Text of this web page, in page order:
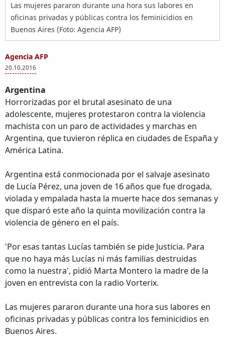
Las mujeres pararon durante una hora sus labores en
oficinas privadas y públicas contra los feminicidios en
Buenos Aires (Foto: Agencia AFP)
Agencia AFP
20.10.2016
Argentina
Horrorizadas por el brutal asesinato de una
adolescente, mujeres protestaron contra la violencia
machista con un paro de actividades y marchas en
Argentina, que tuvieron réplica en ciudades de España y
América Latina.
Argentina está conmocionada por el salvaje asesinato
de Lucía Pérez, una joven de 16 años que fue drogada,
violada y empalada hasta la muerte hace dos semanas y
que disparó este año la quinta movilización contra la
violencia de género en el país.
'Por esas tantas Lucías también se pide Justicia. Para
que no haya más Lucías ni más familias destruidas
como la nuestra', pidió Marta Montero la madre de la
joven en entrevista con la radio Vorterix.
Las mujeres pararon durante una hora sus labores en
oficinas privadas y públicas contra los feminicidios en
Buenos Aires.